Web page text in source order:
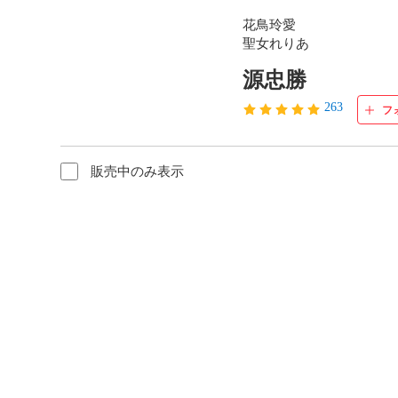
源忠勝
263 フ
花鳥玲愛
聖女れりあ
販売中のみ表示